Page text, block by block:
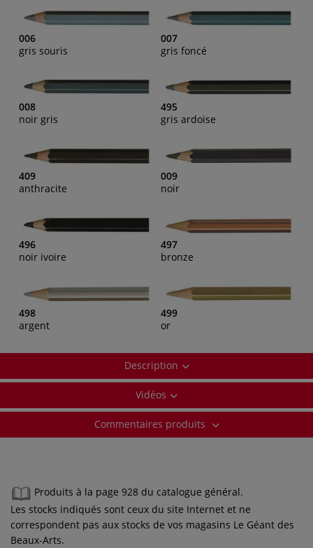
006
gris souris
007
gris foncé
008
noir gris
495
gris ardoise
409
anthracite
009
noir
496
noir ivoire
497
bronze
498
argent
499
or
Description
Vidéos
Commentaires produits
Produits à la page 928 du catalogue général.
Les stocks indiqués sont ceux du site Internet et ne
correspondent pas aux stocks de vos magasins Le Géant des
Beaux-Arts.